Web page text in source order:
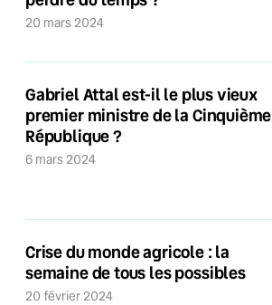
20 mars 2024
Gabriel Attal est-il le plus vieux
premier ministre de la Cinquième
République ?
6 mars 2024
Crise du monde agricole : la
semaine de tous les possibles
20 février 2024